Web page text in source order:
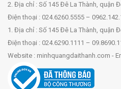
2. Địa chỉ : Số 145 Đê La Thành, quận
Điện thoại : 024.6260.5555 –
1. Địa chỉ : Số 145 Đê La Thành, quận
Điện thoại : 024.6290.1111 –
Website : minhquangdaithanh.com -